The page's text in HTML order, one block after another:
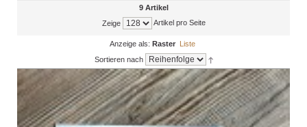
9 Artikel
Zeige
Artikel pro Seite
Anzeige als: Raster Liste
Sortieren nach